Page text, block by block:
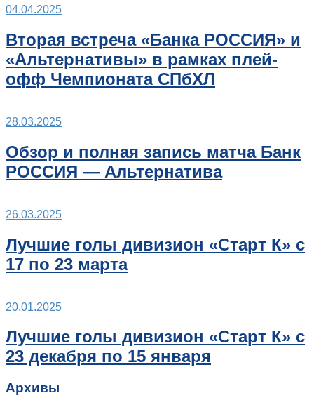
04.04.2025
Вторая встреча «Банка РОССИЯ» и
«Альтернативы» в рамках плей-
офф Чемпионата СПбХЛ
28.03.2025
Обзор и полная запись матча Банк
РОССИЯ — Альтернатива
26.03.2025
Лучшие голы дивизион «Старт К» с
17 по 23 марта
20.01.2025
Лучшие голы дивизион «Старт К» с
23 декабря по 15 января
Архивы